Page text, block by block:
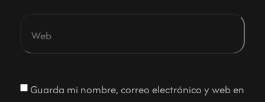
Guarda mi nombre, correo electrónico y web en